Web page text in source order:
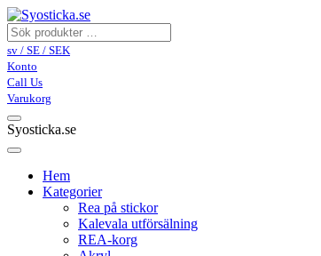
sv / SE / SEK
Konto
Call Us
Varukorg
Syosticka.se
Hem
Kategorier
Rea på stickor
Kalevala utförsälning
REA-korg